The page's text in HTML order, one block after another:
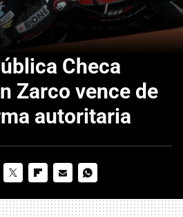
Checa
Zarco vence de
autoritaria
MAIL